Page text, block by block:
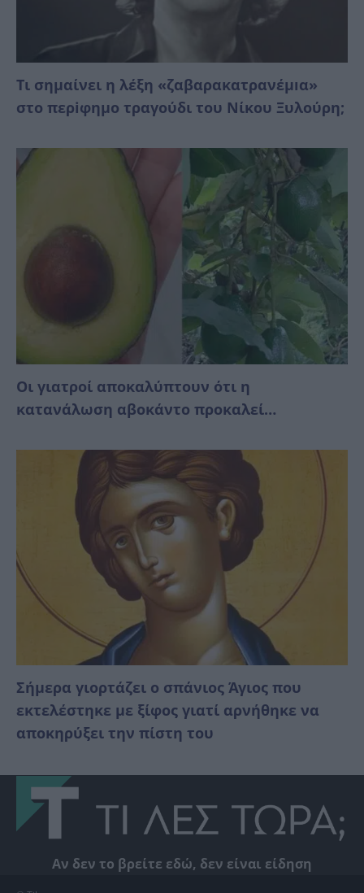
Τι σημαίνει η λέξη «ζαβαρακατρανέμıα»
στο περiφημο τραγούδι του Νίκου Ξυλούρη;
Οι γιατροί αποκαλύπτουν ότι η
κατανάλωση αβοκάντο προκαλεί…
Σήμερα γιορτάζει ο σπάνιος Άγιος που
εκτελέστηκε με ξίφος γιατί αρνήθηκε να
αποκηρύξει την πίστη του
Αν δεν το βρείτε εδώ, δεν είναι είδηση